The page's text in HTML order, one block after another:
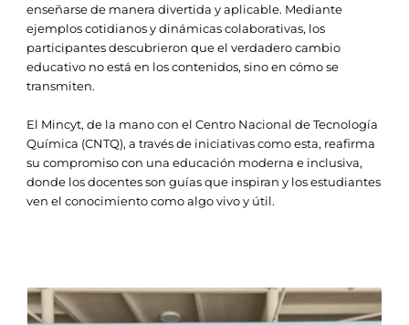
enseñarse de manera divertida y aplicable. Mediante
ejemplos cotidianos y dinámicas colaborativas, los
participantes descubrieron que el verdadero cambio
educativo no está en los contenidos, sino en cómo se
transmiten.
El Mincyt, de la mano con el Centro Nacional de Tecnología
Química (CNTQ), a través de iniciativas como esta, reafirma
su compromiso con una educación moderna e inclusiva,
donde los docentes son guías que inspiran y los estudiantes
ven el conocimiento como algo vivo y útil.